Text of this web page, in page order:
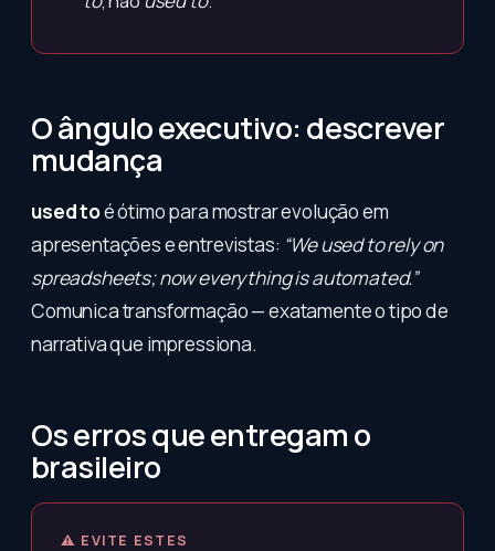
O ângulo executivo: descrever
mudança
used toé ótimo para mostrar evolução em
apresentações e entrevistas: “We used to rely on
spreadsheets; now everything is automated.”
Comunica transformação — exatamente o tipo de
narrativa que impressiona.
Os erros que entregam o
brasileiro
⚠ EVITE ESTES